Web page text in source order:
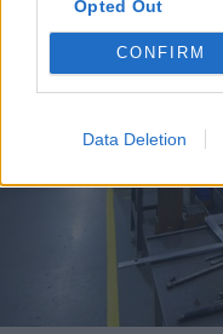
Opted Out
CONFIRM
Data Deletion